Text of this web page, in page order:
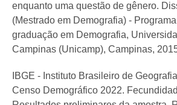
enquanto uma questão de gênero.
(Mestrado em Demografia) -
graduação em Demografia,
Campinas (Unicamp), Campinas,
IBGE - Instituto Brasileiro de
Censo Demográfico 2022.